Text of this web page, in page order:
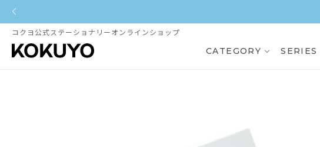
コクヨ公式ステーショナリーオンラインショップ
CATEGORY SERIES